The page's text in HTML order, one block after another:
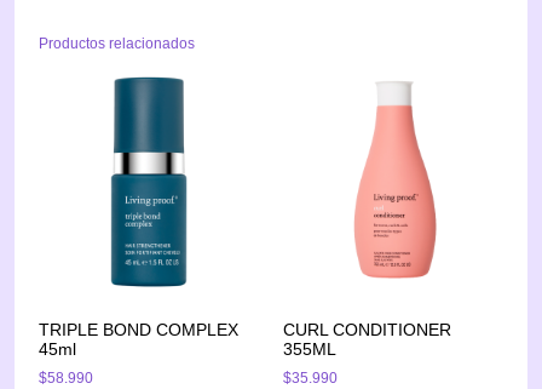
Productos relacionados
TRIPLE BOND COMPLEX
45ml
$58.990
CURL CONDITIONER
355ML
$35.990